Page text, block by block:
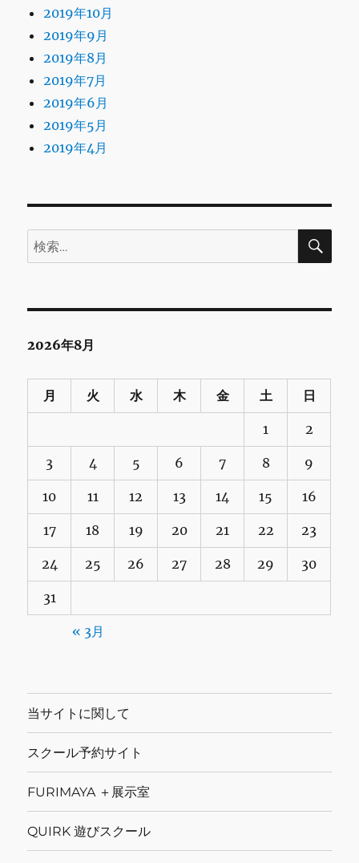
2019年10月
2019年9月
2019年8月
2019年7月
2019年6月
2019年5月
2019年4月
検
索:
検
2026年8月
月 火 水 木 金 土 日
1 2
3 4 5 6 7 8 9
10 11 12 13 14 15 16
17 18 19 20 21 22 23
24 25 26 27 28 29 30
31
« 3月
当サイトに関して
スクール予約サイト
FURIMAYA ＋展示室
QUIRK 遊びスクール